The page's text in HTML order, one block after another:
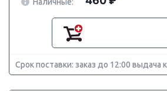
Срок поставки: заказ до 12:00 выдача